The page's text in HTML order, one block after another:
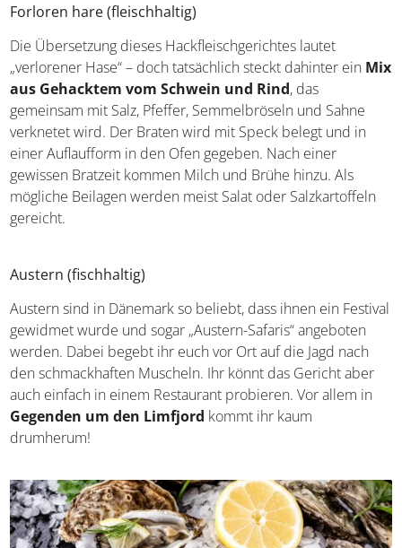
und Wein.
Forloren hare (fleischhaltig)
Die Übersetzung dieses Hackfleischgerichtes lautet
„verlorener Hase“ – doch tatsächlich steckt dahinter ein
Mix aus Gehacktem vom Schwein und Rind, das
gemeinsam mit Salz, Pfeffer, Semmelbröseln und Sahne
verknetet wird. Der Braten wird mit Speck belegt und in
einer Auflaufform in den Ofen gegeben. Nach einer
gewissen Bratzeit kommen Milch und Brühe hinzu. Als
gereicht.
Austern (fischhaltig)
Austern sind in Dänemark so beliebt, dass ihnen ein
Festival gewidmet wurde und sogar „Austern-Safaris“
angeboten werden. Dabei begebt ihr euch vor Ort auf die
Jagd nach den schmackhaften Muscheln. Ihr könnt das
Gericht aber auch einfach in einem Restaurant probieren.
kaum drumherum!